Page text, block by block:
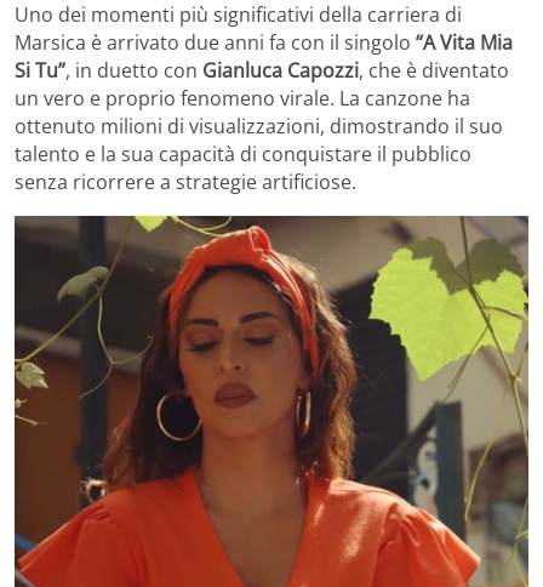
Uno dei momenti più significativi della carriera di
Marsica è arrivato due anni fa con il singolo “A Vita Mia
Si Tu”, in duetto con Gianluca Capozzi, che è diventato
un vero e proprio fenomeno virale. La canzone ha
ottenuto milioni di visualizzazioni, dimostrando il suo
talento e la sua capacità di conquistare il pubblico
senza ricorrere a strategie artificiose.